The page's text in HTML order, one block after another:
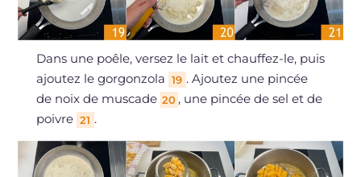
Dans une poêle, versez le lait et chauffez-le, puis
ajoutez le gorgonzola 19 . Ajoutez une pincée
de noix de muscade 20 , une pincée de sel et de
poivre 21 .